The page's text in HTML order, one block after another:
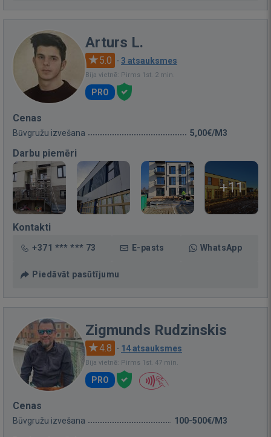
Arturs L.
5.0 · 3 atsauksmes
Bija vietnē: Pirms 1st. 2 min.
PRO
Cenas
Būvgružu izvešana 5,00€/M3
Darbu piemēri
+11
Kontakti
+371 *** *** 73 E-pasts WhatsApp
Piedāvāt pasūtījumu
Zigmunds Rudzinskis
4.8 · 14 atsauksmes
Bija vietnē: Pirms 1st. 47 min.
PRO
Cenas
Būvgružu izvešana 100-500€/M3